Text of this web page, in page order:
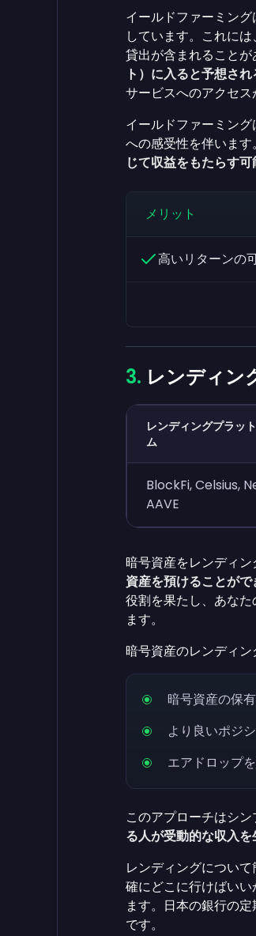
イールドファーミン
しています。これに
貸出が含まれることが
ト）に入ると予想され
サービスへのアクセス
イールドファーミン
への感受性を伴います
じて収益をもたらす可
メリット
高いリターンの
レンディン
レンディングプラッ
ム
BlockFi, Celsius,
AAVE
暗号資産をレンディ
資産を預けることが
役割を果たし、あな
ます。
暗号資産のレンディ
暗号資産の保
より良いポジ
エアドロップ
このアプローチはシン
る人が受動的な収入を
レンディングについ
確にどこに行けばい
ます。日本の銀行の
です。